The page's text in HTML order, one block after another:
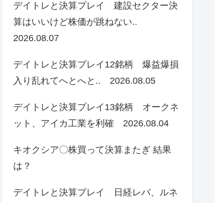
デイトレと決算プレイ 建設セクター決
算はいいけど株価が跳ねない..
2026.08.07
デイトレと決算プレイ12銘柄 爆益爆損
入り乱れてへとへと.. 2026.08.05
デイトレと決算プレイ13銘柄 オークネ
ット、アイカ工業を利確 2026.08.04
キオクシア〇株買って決算またぎ 結果
は？
デイトレと決算プレイ 日経レバ、ルネ